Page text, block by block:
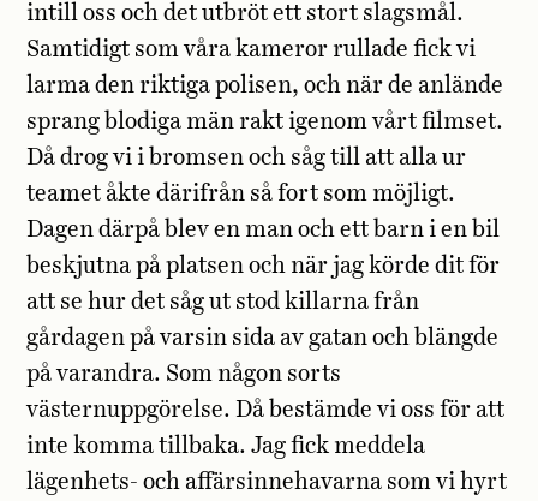
intill oss och det utbröt ett stort slagsmål.
Samtidigt som våra kameror rullade fick vi
larma den riktiga polisen, och när de anlände
sprang blodiga män rakt igenom vårt filmset.
Då drog vi i bromsen och såg till att alla ur
teamet åkte därifrån så fort som möjligt.
Dagen därpå blev en man och ett barn i en bil
beskjutna på platsen och när jag körde dit för
att se hur det såg ut stod killarna från
gårdagen på varsin sida av gatan och blängde
på varandra. Som någon sorts
västernuppgörelse. Då bestämde vi oss för att
inte komma tillbaka. Jag fick meddela
lägenhets- och affärsinnehavarna som vi hyrt